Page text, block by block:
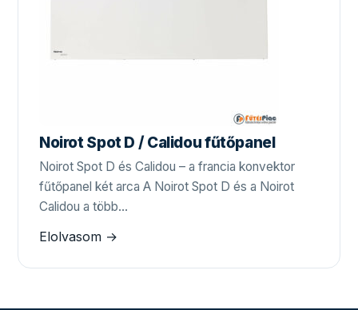
Noirot Spot D / Calidou fűtőpanel
Noirot Spot D és Calidou – a francia konvektor
fűtőpanel két arca A Noirot Spot D és a Noirot
Calidou a több…
Elolvasom →